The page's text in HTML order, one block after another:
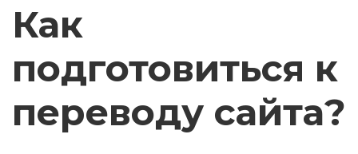
Как
подготовиться к
переводу сайта?